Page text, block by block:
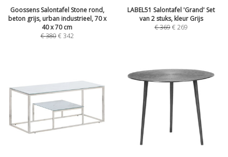
Goossens Salontafel Stone rond,
beton grijs, urban industrieel, 70 x
40 x 70 cm
€380 €342
LABEL51 Salontafel 'Grand' Set
van 2 stuks, kleur Grijs
€369 €269